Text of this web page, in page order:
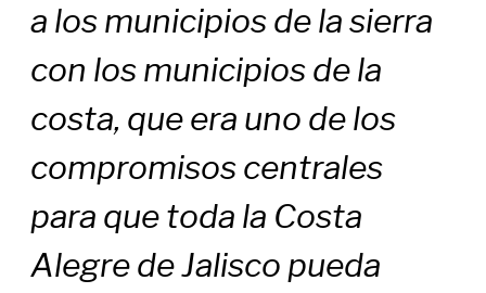
a los municipios de la sierra
con los municipios de la
costa, que era uno de los
compromisos centrales
para que toda la Costa
Alegre de Jalisco pueda